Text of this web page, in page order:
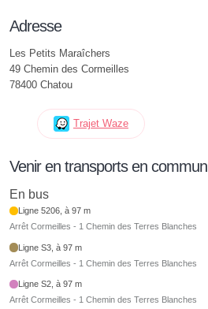
Adresse
Les Petits Maraîchers
49 Chemin des Cormeilles
78400 Chatou
Trajet Waze
Venir en transports en commun
En bus
Ligne 5206, à 97 m
Arrêt Cormeilles - 1 Chemin des Terres Blanches
Ligne S3, à 97 m
Arrêt Cormeilles - 1 Chemin des Terres Blanches
Ligne S2, à 97 m
Arrêt Cormeilles - 1 Chemin des Terres Blanches